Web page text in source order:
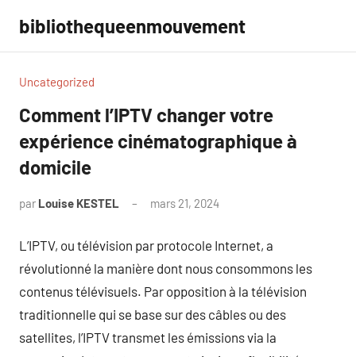
contenu
bibliothequeenmouvement
Uncategorized
Comment l’IPTV changer votre
expérience cinématographique à
domicile
par Louise KESTEL mars 21, 2024
L’IPTV, ou télévision par protocole Internet, a
révolutionné la manière dont nous consommons les
contenus télévisuels. Par opposition à la télévision
traditionnelle qui se base sur des câbles ou des
satellites, l’IPTV transmet les émissions via la